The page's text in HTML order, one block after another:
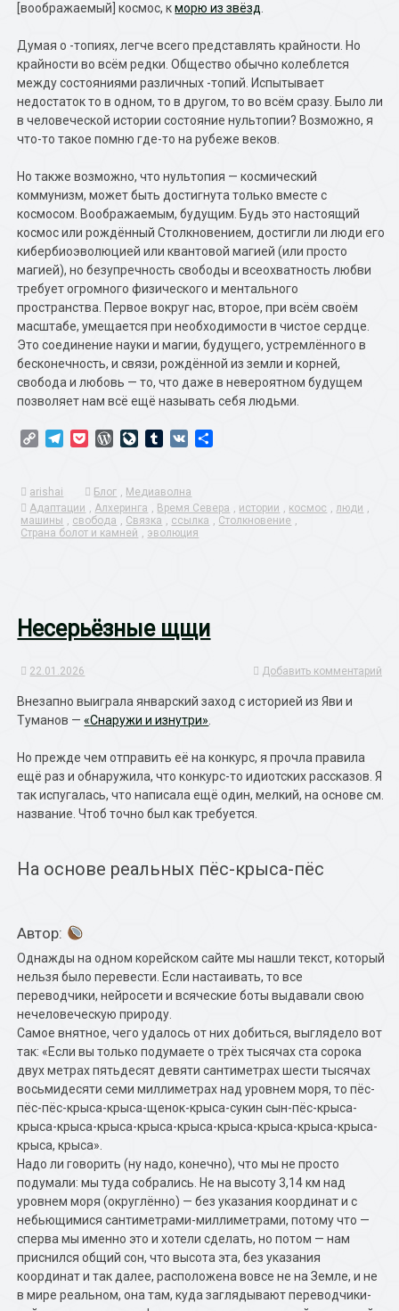
[воображаемый] космос, кморю из звёзд
Думая о -топиях, легче всего представлять крайности. Но
крайности во всём редки. Общество обычно колеблется
между состояниями различных -топий. Испытывает
недостаток то в одном, то в другом, то во всём сразу. Было ли
в человеческой истории состояние нультопии? Возможно, я
что-то такое помню где-то на рубеже веков.
Но также возможно, что нультопия — космический
коммунизм, может быть достигнута только вместе с
космосом. Воображаемым, будущим. Будь это настоящий
космос или рождённый Столкновением, достигли ли люди его
кибербиоэволюцией или квантовой магией (или просто
магией), но безупречность свободы и всеохватность любви
требует огромного физического и ментального
пространства. Первое вокруг нас, второе, при всём своём
масштабе, умещается при необходимости в чистое сердце.
Это соединение науки и магии, будущего, устремлённого в
бесконечность, и связи, рождённой из земли и корней,
свобода и любовь — то, что даже в невероятном будущем
позволяет нам всё ещё называть себя людьми.
Copy TelegramPocketWordPress
LiveJournal
Tumblr
VK
arishai Блог , Медиаволна
Адаптации , Алхеринга , Время Севера , истории , космос ,люди ,
машины , свобода , Связка , ссылка , Столкновение ,
Страна болот и камней , эволюция
Несерьёзные щщи
22.01.2026 Добавить комментарий
Внезапно выиграла январский заход с историей из Яви и
Туманов —«Снаружи и изнутри»
Но прежде чем отправить её на конкурс, я прочла правила
ещё раз и обнаружила, что конкурс-то идиотских рассказов. Я
так испугалась, что написала ещё один, мелкий, на основе см.
название. Чтоб точно был как требуется.
На основе реальных пёс-крыса-пёс
Автор:
Однажды на одном корейском сайте мы нашли текст, который
нельзя было перевести. Если настаивать, то все
переводчики, нейросети и всяческие боты выдавали свою
нечеловеческую природу.
Самое внятное, чего удалось от них добиться, выглядело вот
так: «Если вы только подумаете о трёх тысячах ста сорока
двух метрах пятьдесят девяти сантиметрах шести тысячах
восьмидесяти семи миллиметрах над уровнем моря, то пёс-
пёс-пёс-крыса-крыса-щенок-крыса-сукин сын-пёс-крыса-
крыса-крыса-крыса-крыса-крыса-крыса-крыса-крыса-крыса-
крыса, крыса».
Надо ли говорить (ну надо, конечно), что мы не просто
подумали: мы туда собрались. Не на высоту 3,14 км над
уровнем моря (округлённо) — без указания координат и с
небьющимися сантиметрами-миллиметрами, потому что —
сперва мы именно это и хотели сделать, но потом — нам
приснился общий сон, что высота эта, без указания
координат и так далее, расположена вовсе не на Земле, и не
в мире реальном, она там, куда заглядывают переводчики-